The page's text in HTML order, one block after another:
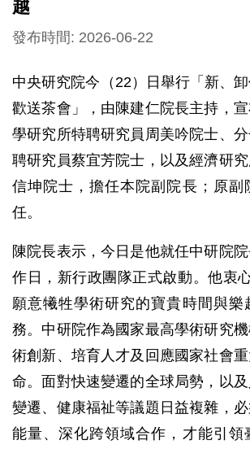
越
發布時間: 2026-06-22
中央研究院今（22）日舉行「新、卸
歡送茶會」，由陳建仁院長主持，
學研究所特聘研究員周美吟院士、
聘研究員蔡宜芳院士，以及經濟研
信坤院士，擔任本院副院長；原副
任。
陳院長表示，今日是他就任中研院
作日，新行政團隊正式啟動。他衷
願意犧牲學術研究的寶貴時間與樂
務。中研院作為國家最高學術研究
術創新、培育人才及回應國家社會
命。面對快速變遷的全球局勢，以
變遷、健康福祉等議題日益複雜，
能量、深化跨領域合作，才能引領